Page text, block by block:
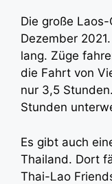
Die große
Dezember
lang. Züge
die Fahrt von
nur 3,5
Stunden
Es gibt auch
Thailand. Dort
Thai-Lao